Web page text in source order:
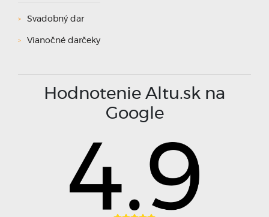
Svadobný dar
Vianočné darčeky
Hodnotenie Altu.sk na
Google